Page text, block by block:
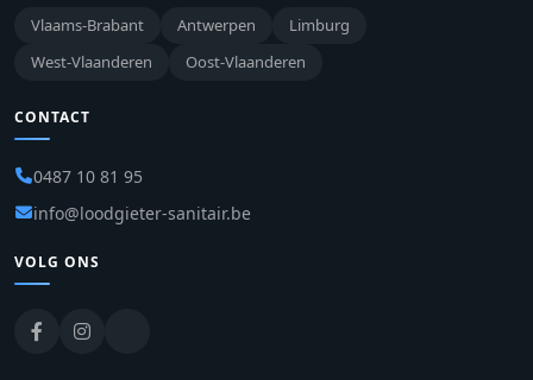
Vlaams-Brabant Antwerpen
Limburg
West-Vlaanderen
Oost-Vlaanderen
CONTACT
0487 10 81 95
info@loodgieter-sanitair.be
VOLG ONS